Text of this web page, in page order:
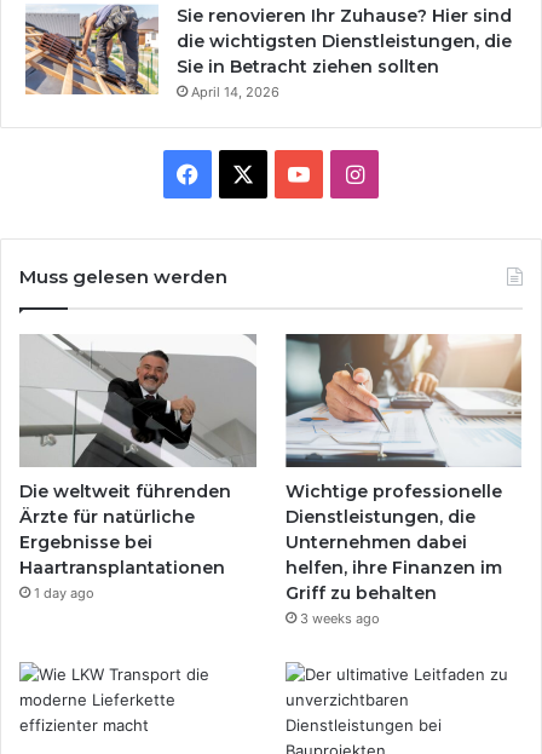
Sie renovieren Ihr Zuhause? Hier sind
die wichtigsten Dienstleistungen, die
Sie in Betracht ziehen sollten
April 14, 2026
Facebook YouTubeInstagram
Muss gelesen werden
Die weltweit führenden
Ärzte für natürliche
Ergebnisse bei
Haartransplantationen
1 day ago
Wichtige professionelle
Dienstleistungen, die
Unternehmen dabei
helfen, ihre Finanzen im
Griff zu behalten
3 weeks ago